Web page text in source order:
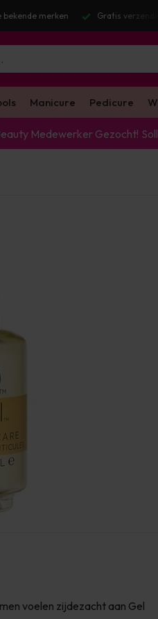
merken Gratis
Manicure Pedicure
Medewerker Gezocht!
voelen zijdezacht aan Gel